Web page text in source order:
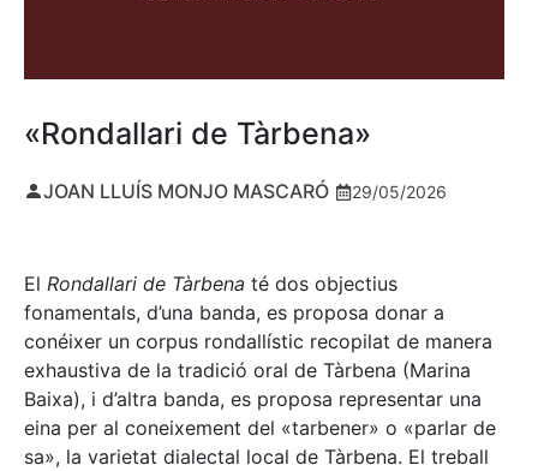
«Rondallari de Tàrbena»
JOAN LLUÍS MONJO MASCARÓ 29/05/2026
El Rondallari de Tàrbena té dos objectius
fonamentals, d’una banda, es proposa donar a
conéixer un corpus rondallístic recopilat de manera
exhaustiva de la tradició oral de Tàrbena (Marina
Baixa), i d’altra banda, es proposa representar una
eina per al coneixement del «tarbener» o «parlar de
sa», la varietat dialectal local de Tàrbena. El treball